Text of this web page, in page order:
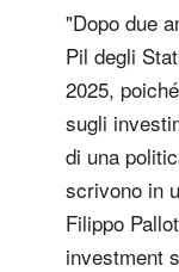
"Dopo due
Pil degli
2025,
sugli
di una
scrivono in
Filippo
investment